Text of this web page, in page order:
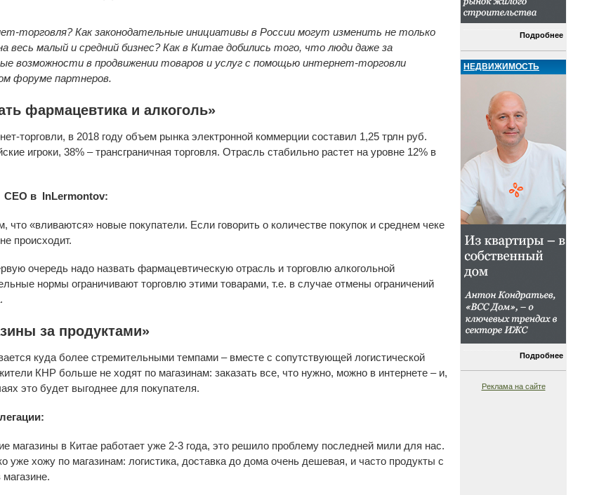
торговля? Как законодательные инициативы в России могут изменить не только
весь малый и средний бизнес? Как в Китае добились того, что люди даже за
возможности в продвижении товаров и услуг с помощью интернет-торговли
форуме партнеров.
фармацевтика и алкоголь»
торговли, в 2018 году объем рынка электронной коммерции составил 1,25 трлн руб.
игроки, 38% – трансграничная торговля. Отрасль стабильно растет на уровне 12% в
в InLermontov:
что «вливаются» новые покупатели. Если говорить о количестве покупок и среднем чеке
происходит.
очередь надо назвать фармацевтическую отрасль и торговлю алкогольной
нормы ограничивают торговлю этими товарами, т.е. в случае отмены ограничений
за продуктами»
куда более стремительными темпами – вместе с сопутствующей логистической
КНР больше не ходят по магазинам: заказать все, что нужно, можно в интернете – и,
это будет выгоднее для покупателя.
магазины в Китае работает уже 2-3 года, это решило проблему последней мили для нас.
уже хожу по магазинам: логистика, доставка до дома очень дешевая, и часто продукты с
Подробнее
НЕДВИЖИМОСТЬ
Подробнее
Реклама на сайте